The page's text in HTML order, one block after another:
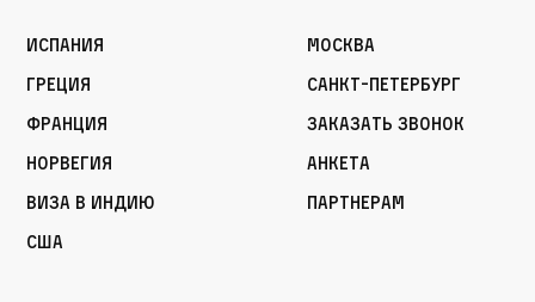
Испания
Греция
Франция
Норвегия
Виза в Индию
США
Москва
Санкт-Петербург
Заказать звонок
Анкета
Партнерам